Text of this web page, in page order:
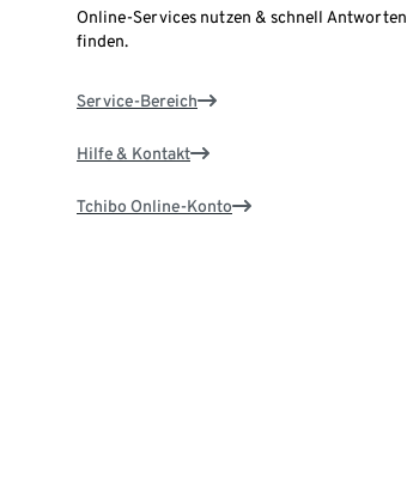
Online-Services nutzen & schnell Antworten
finden.
Service-Bereich
Hilfe & Kontakt
Tchibo Online-Konto